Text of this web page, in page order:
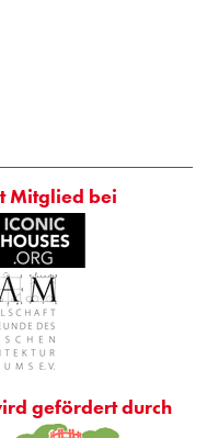
Mitglied bei
gefördert durch